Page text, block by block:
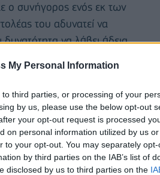
My Personal Information
third parties, or processing of your
by us, please use the below opt-out
your opt-out request is processed
on personal information utilized by us
to your opt-out. You may separately
by third parties on the IAB’s list of
disclosed by us to third parties on the
ο συνήγορος ενός εκ των
του αδυνατεί να
να λάβει άδεια.
Αλέξη Κούγια, ότι δεν
των τριών φερόμενων
δικαστήριο. Στο
αλλά και η επί σειρά ετών